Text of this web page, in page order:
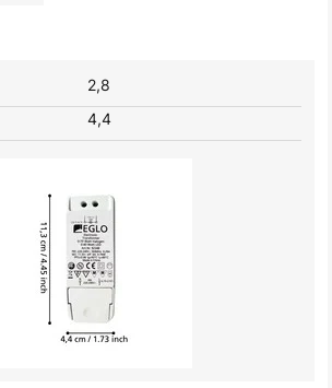
4,4
2,8